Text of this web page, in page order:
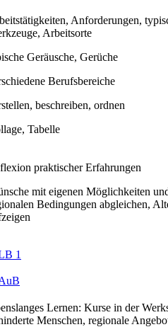
Anforderungen,
Arbeitsorte
Geräusche, Gerüche
Berufsbereiche
beschreiben, ordnen
Tabelle
praktischer Erfahrungen
mit eigenen Möglichkeiten
Bedingungen abgleichen,
1
Lernen: Kurse in der
Menschen, regionale